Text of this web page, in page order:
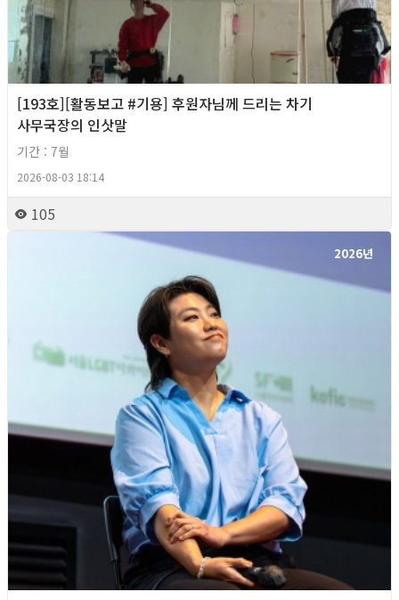
[193호][활동보고 #기용] 후원자님께 드리는 차기
사무국장의 인삿말
기간 : 7월
2026-08-03 18:14
105
2026년